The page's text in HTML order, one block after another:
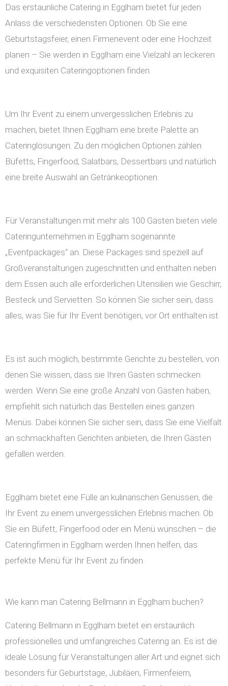
Das erstaunliche Catering in Egglham bietet für jeden
Anlass die verschiedensten Optionen. Ob Sie eine
Geburtstagsfeier, einen Firmenevent oder eine Hochzeit
planen – Sie werden in Egglham eine Vielzahl an leckeren
und exquisiten Cateringoptionen finden.
Um Ihr Event zu einem unvergesslichen Erlebnis zu
machen, bietet Ihnen Egglham eine breite Palette an
Cateringlösungen. Zu den möglichen Optionen zählen
Büfetts, Fingerfood, Salatbars, Dessertbars und natürlich
eine breite Auswahl an Getränkeoptionen.
Für Veranstaltungen mit mehr als 100 Gästen bieten viele
Cateringunternehmen in Egglham sogenannte
„Eventpackages“ an. Diese Packages sind speziell auf
Großveranstaltungen zugeschnitten und enthalten neben
dem Essen auch alle erforderlichen Utensilien wie Geschirr,
Besteck und Servietten. So können Sie sicher sein, dass
alles, was Sie für Ihr Event benötigen, vor Ort enthalten ist.
Es ist auch möglich, bestimmte Gerichte zu bestellen, von
denen Sie wissen, dass sie Ihren Gästen schmecken
werden. Wenn Sie eine große Anzahl von Gästen haben,
empfiehlt sich natürlich das Bestellen eines ganzen
Menüs. Dabei können Sie sicher sein, dass Sie eine Vielfalt
an schmackhaften Gerichten anbieten, die Ihren Gästen
gefallen werden.
Egglham bietet eine Fülle an kulinarischen Genüssen, die
Ihr Event zu einem unvergesslichen Erlebnis machen. Ob
Sie ein Büfett, Fingerfood oder ein Menü wünschen – die
Cateringfirmen in Egglham werden Ihnen helfen, das
perfekte Menü für Ihr Event zu finden.
Wie kann man Catering Bellmann in Egglham buchen?
Catering Bellmann in Egglham bietet ein erstaunlich
professionelles und umfangreiches Catering an. Es ist die
ideale Lösung für Veranstaltungen aller Art und eignet sich
besonders für Geburtstage, Jubiläen, Firmenfeiern,